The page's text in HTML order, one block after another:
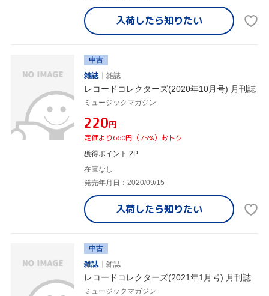
入荷したら知りたい
中古
雑誌
雑誌
レコードコレクターズ(2020年10月号) 月刊誌
ミュージックマガジン
¥220円
定価より660円（75%）おトク
獲得ポイント 2P
在庫なし
発売年月日：2020/09/15
入荷したら知りたい
中古
雑誌
雑誌
レコードコレクターズ(2021年1月号) 月刊誌
ミュージックマガジン